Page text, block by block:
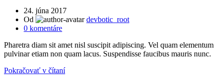
24. júna 2017
Od
devbotic_root
0 komentáre
Pharetra diam sit amet nisl suscipit adipiscing. Vel quam elementum
pulvinar etiam non quam lacus. Suspendisse faucibus mauris nunc.
Pokračovať v čítaní